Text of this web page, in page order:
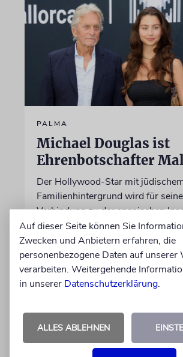
PALMA
Michael Douglas ist
Ehrenbotschafter
Der Hollywood-Star mit
Familienhintergrund wird für
Verbindung zu der spanischen
Engagement für deren kulturelles
06.08.2026
Auf dieser Seite können Sie
Zwecken und Anbietern erfahren, die
personenbezogene Daten auf unserer
verarbeiten. Weitergehende
in unserer Datenschutzerklärung.
ALLES ABLEHNEN